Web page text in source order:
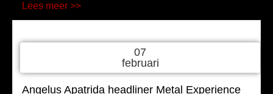
Lees meer >>
07
februari
Angelus Apatrida headliner Metal Experience